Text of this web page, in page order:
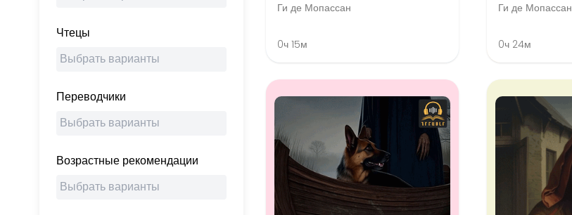
Чтецы
Переводчики
Возрастные рекомендации
Ги де Мопассан
0ч 15м
Ги де Мопассан
0ч 24м